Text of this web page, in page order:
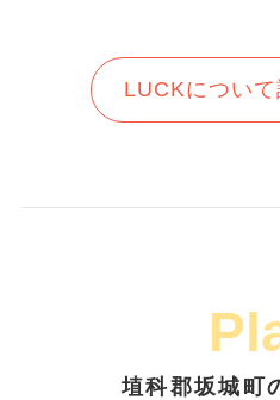
LUCKについ
埴科郡坂城町